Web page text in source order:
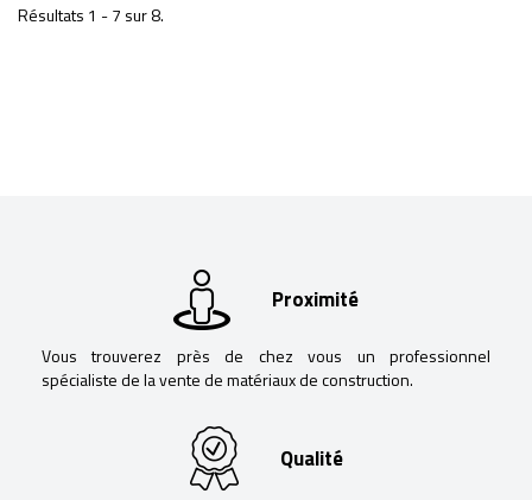
Résultats 1 - 7 sur 8.
Proximité
Vous trouverez près de chez vous un professionnel
spécialiste de la vente de matériaux de construction.
Qualité